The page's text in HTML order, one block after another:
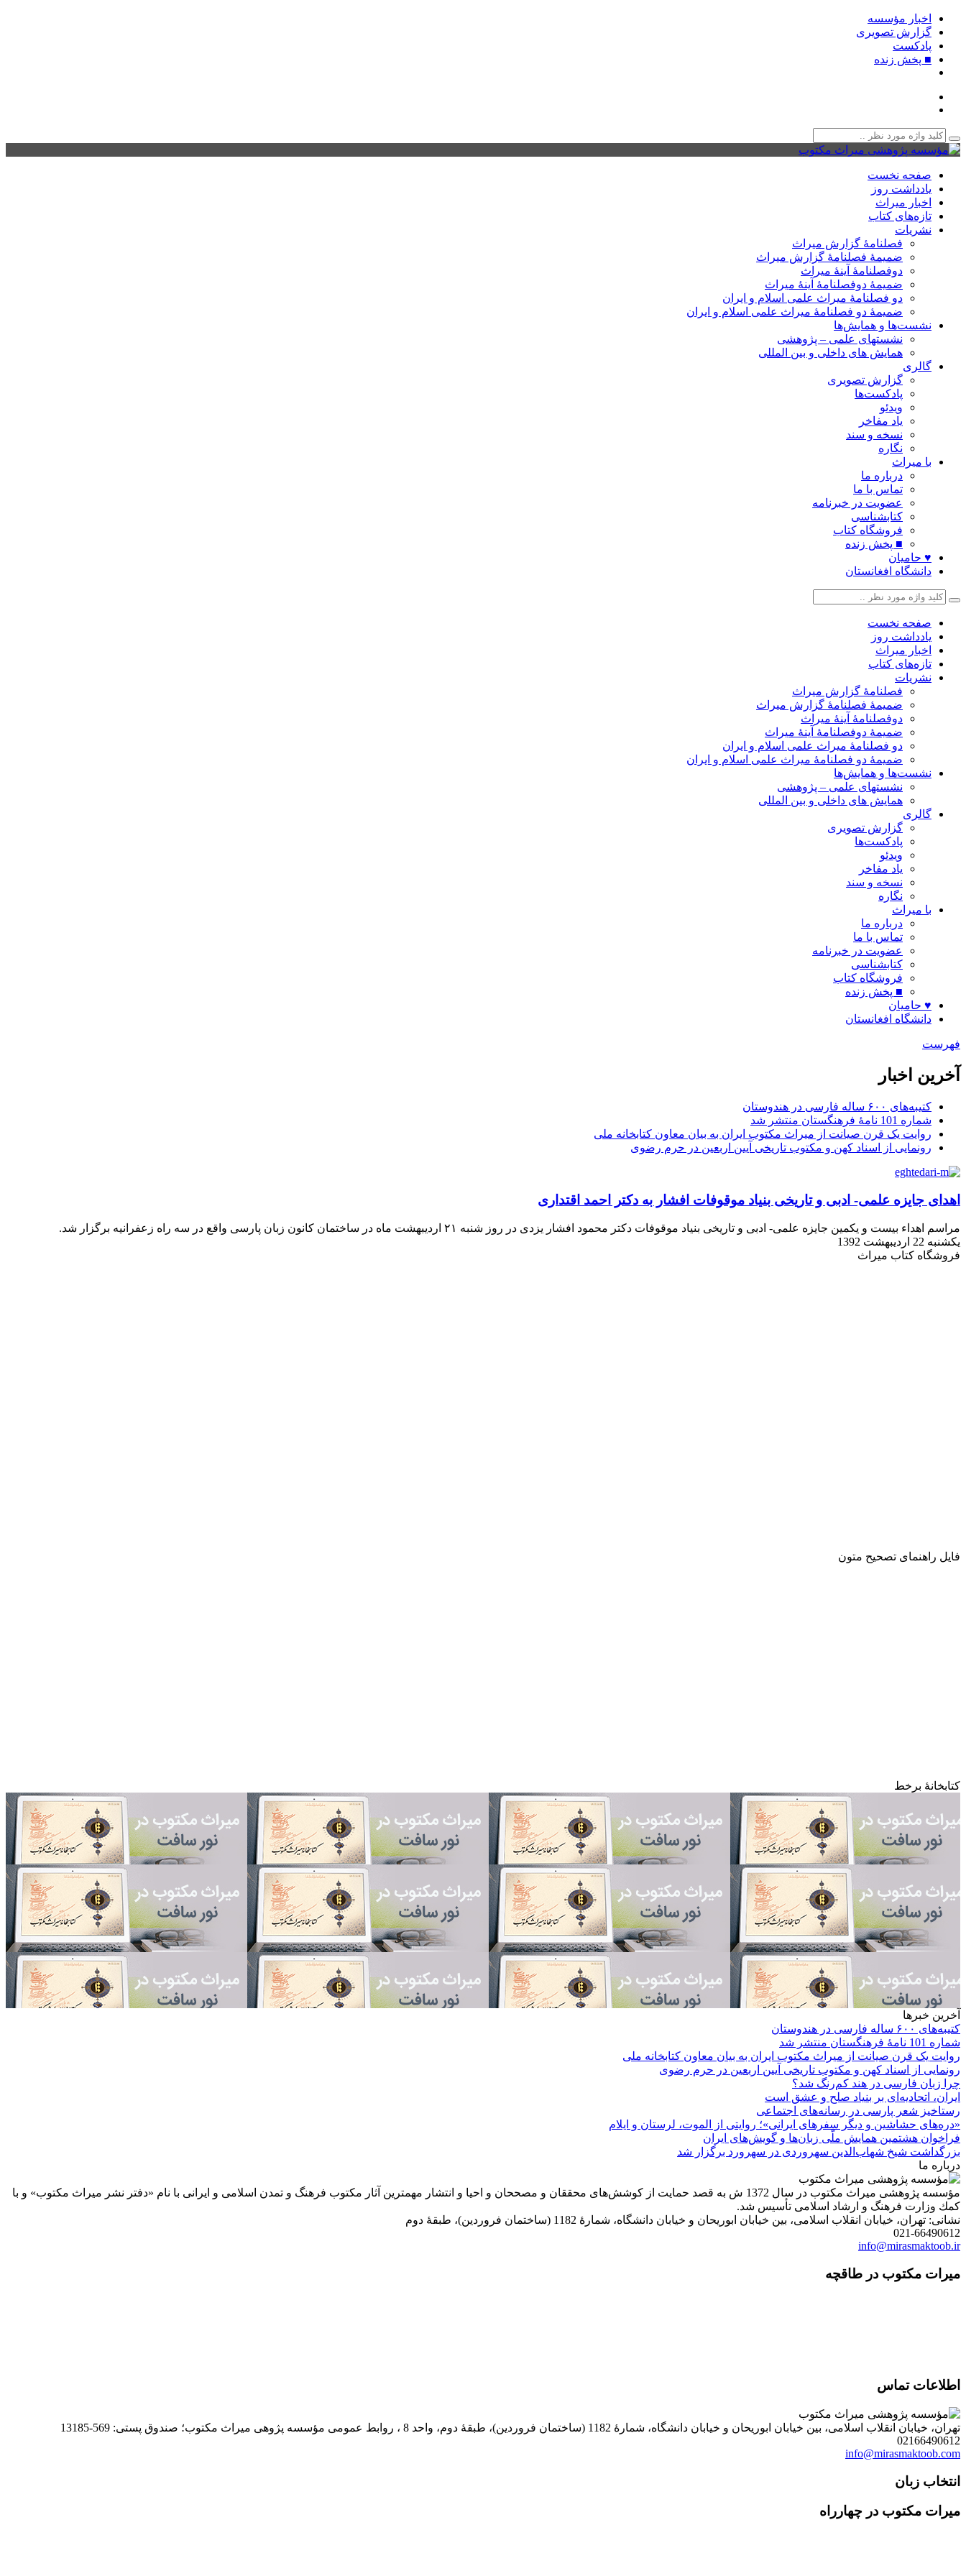
اخبار مؤسسه
گزارش تصویری
پادکست‌
■ پخش زنده
صفحه نخست
یادداشت روز
اخبار میراث
تازه‌های کتاب
نشریات
فصلنامۀ گزارش میراث
ضمیمۀ فصلنامۀ گزارش میراث
دوفصلنامۀ آینۀ میراث
ضمیمۀ دوفصلنامۀ آینۀ میراث
دو فصلنامۀ میراث علمی اسلام و ایران
ضمیمۀ دو فصلنامۀ میراث علمی اسلام و ایران
نشست‌ها و همایش‌ها
نشستهای علمی – پژوهشی
همایش های داخلی و بین المللی
گالری
گزارش تصویری
پادکست‌ها
ویدئو
یاد مفاخر
نسخه و سند
نگاره
با میراث
درباره ما
تماس با ما
عضویت در خبرنامه
کتابشناسی
فروشگاه کتاب
■ پخش زنده
♥ حامیان
دانشگاه افغانستان
صفحه نخست
یادداشت روز
اخبار میراث
تازه‌های کتاب
نشریات
فصلنامۀ گزارش میراث
ضمیمۀ فصلنامۀ گزارش میراث
دوفصلنامۀ آینۀ میراث
ضمیمۀ دوفصلنامۀ آینۀ میراث
دو فصلنامۀ میراث علمی اسلام و ایران
ضمیمۀ دو فصلنامۀ میراث علمی اسلام و ایران
نشست‌ها و همایش‌ها
نشستهای علمی – پژوهشی
همایش های داخلی و بین المللی
گالری
گزارش تصویری
پادکست‌ها
ویدئو
یاد مفاخر
نسخه و سند
نگاره
با میراث
درباره ما
تماس با ما
عضویت در خبرنامه
کتابشناسی
فروشگاه کتاب
■ پخش زنده
♥ حامیان
دانشگاه افغانستان
فهرست
آخرین اخبار
کتیبه‌های ۶۰۰ ساله فارسی در هندوستان
شماره 101 نامۀ فرهنگستان منتشر شد
روایت یک قرن صیانت از میراث مکتوب ایران به بیان معاون کتابخانه ملی
رونمایی از اسناد کهن و مکتوب تاریخی آیین اربعین در حرم رضوی
اهدای جایزه علمی- ادبی و تاریخی بنیاد موقوفات افشار به دکتر احمد اقتداری
مراسم اهداء بیست و یکمین جایزه علمی- ادبی و تاریخی بنیاد موقوفات دکتر محمود افشار یزدی در روز شنبه ۲۱ اردیبهشت ماه در ساختمان کانون زبان پارسی واقع در سه راه زعفرانیه برگزار شد.
یکشنبه 22 اردیبهشت 1392
فروشگاه کتاب میراث
فایل راهنمای تصحیح متون
کتابخانۀ برخط
آخرین خبرها
کتیبه‌های ۶۰۰ ساله فارسی در هندوستان
شماره 101 نامۀ فرهنگستان منتشر شد
روایت یک قرن صیانت از میراث مکتوب ایران به بیان معاون کتابخانه ملی
رونمایی از اسناد کهن و مکتوب تاریخی آیین اربعین در حرم رضوی
چرا زبان فارسی در هند کم‌رنگ شد؟
ایران، اتحادیه‌ای بر بنیاد صلح و عشق است
رستاخیز شعر پارسی در رسانه‌های اجتماعی
«دره‌های حشاشین و دیگر سفرهای ایرانی»؛ روایتی از الموت، لرستان و ایلام
فراخوان هشتمین همایش ملّی زبان‌ها و گویش‌های ایران
بزرگداشت شیخ شهاب‌الدین سهروردی در سهرورد برگزار شد
درباره ما
مؤسسه پژوهشی میراث مكتوب در سال 1372 ش به قصد حمایت از كوشش‌های محققان و مصححان و احیا و انتشار مهمترین آثار مكتوب فرهنگ و تمدن اسلامی و ایرانی با نام «دفتر نشر میراث مكتوب» و با
كمك وزارت فرهنگ و ارشاد اسلامی تأسیس شد.
نشانی: تهران، خیابان انقلاب اسلامی، بین خیابان ابوریحان و خیابان دانشگاه، شمارۀ 1182 (ساختمان فروردین)، طبقۀ دوم
021-66490612
info@mirasmaktoob.ir
میرات مکتوب در طاقچه
اطلاعات تماس
تهران، خیابان انقلاب اسلامی، بین خیابان ابوریحان و خیابان دانشگاه، شمارۀ 1182 (ساختمان فروردین)، طبقۀ دوم، واحد 8 ، روابط عمومی مؤسسه پژوهی میراث مکتوب؛ صندوق پستی: 569-13185
02166490612
info@mirasmaktoob.com
انتخاب زبان
میرات مکتوب در چهارراه